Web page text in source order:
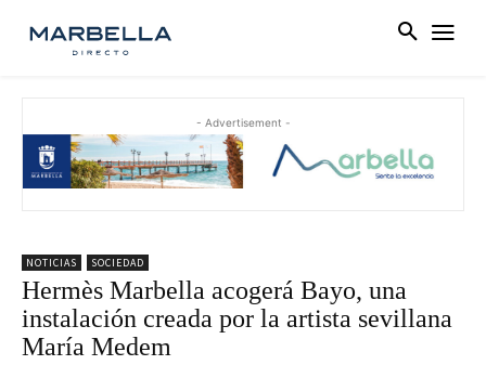
- Advertisement -
NOTICIAS SOCIEDAD
Hermès Marbella acogerá Bayo, una
instalación creada por la artista sevillana
María Medem